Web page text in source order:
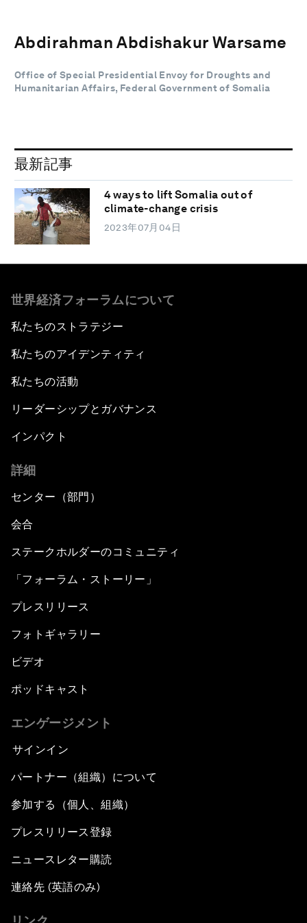
Abdirahman Abdishakur Warsame
Office of Special Presidential Envoy for Droughts and
Humanitarian Affairs, Federal Government of Somalia
最新記事
4 ways to lift Somalia out of
climate-change crisis
2023年07月04日
世界経済フォーラムについて
私たちのストラテジー
私たちのアイデンティティ
私たちの活動
リーダーシップとガバナンス
インパクト
詳細
センター（部門）
会合
ステークホルダーのコミュニティ
「フォーラム・ストーリー」
プレスリリース
フォトギャラリー
ビデオ
ポッドキャスト
エンゲージメント
サインイン
パートナー（組織）について
参加する（個人、組織）
プレスリリース登録
ニュースレター購読
連絡先 (英語のみ)